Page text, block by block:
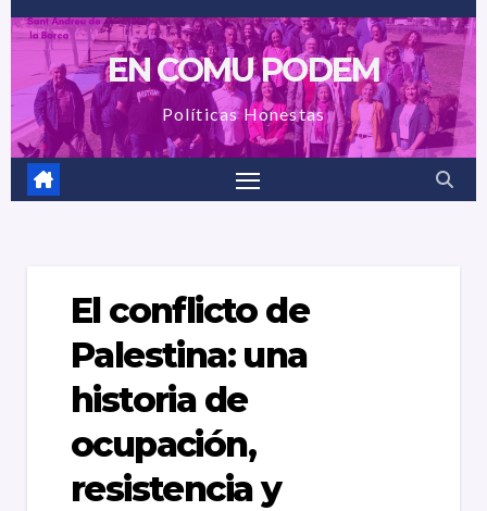
Saltar
contenido
EN COMU PODEM
Políticas Honestas
El conflicto de
Palestina: una
historia de
ocupación,
resistencia y